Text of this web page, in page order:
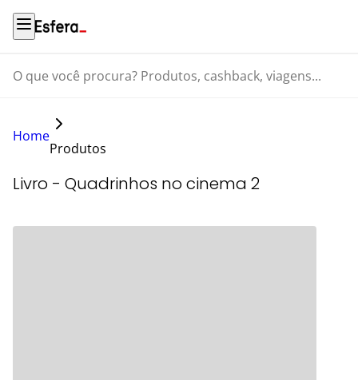
O que você procura? Produtos, cashback, viagens...
Home
Produtos
Livro - Quadrinhos no cinema 2